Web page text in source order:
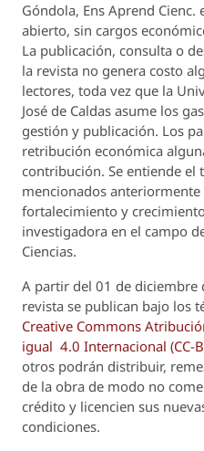
Góndola, Ens Aprend Cienc.
abierto, sin cargos
La publicación, consulta o
la revista no genera costo
lectores, toda vez que la
José de Caldas asume los
gestión y publicación. Los
retribución económica
contribución. Se entiende el
mencionados
fortalecimiento y
investigadora en el campo
Ciencias.
A partir del 01 de diciembre
revista se publican bajo los
Creative Commons
igual 4.0 Internacional (CC-
otros podrán distribuir,
de la obra de modo no
crédito y licencien sus
condiciones.